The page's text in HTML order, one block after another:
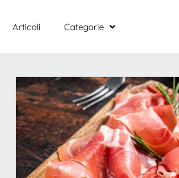
Articoli Categorie